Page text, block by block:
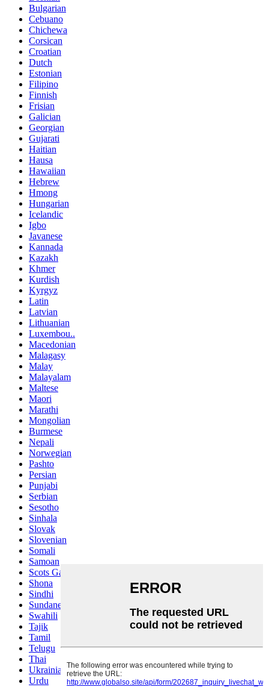
Bulgarian
Cebuano
Chichewa
Corsican
Croatian
Dutch
Estonian
Filipino
Finnish
Frisian
Galician
Georgian
Gujarati
Haitian
Hausa
Hawaiian
Hebrew
Hmong
Hungarian
Icelandic
Igbo
Javanese
Kannada
Kazakh
Khmer
Kurdish
Kyrgyz
Latin
Latvian
Lithuanian
Luxembou..
Macedonian
Malagasy
Malay
Malayalam
Maltese
Maori
Marathi
Mongolian
Burmese
Nepali
Norwegian
Pashto
Persian
Punjabi
Serbian
Sesotho
Sinhala
Slovak
Slovenian
Somali
Samoan
Scots Gaelic
Shona
Sindhi
Sundanese
Swahili
Tajik
Tamil
Telugu
Thai
Ukrainian
Urdu